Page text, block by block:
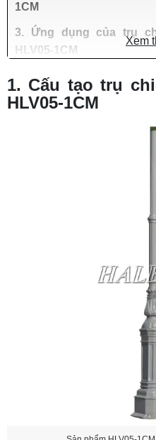
1CM
3. Ứng dụng của trụ
HLV05-1CM
4. Tư vấn mua trụ chiếu
1CM giá tốt
Xem
1. Cấu tạo trụ
HLV05-1CM